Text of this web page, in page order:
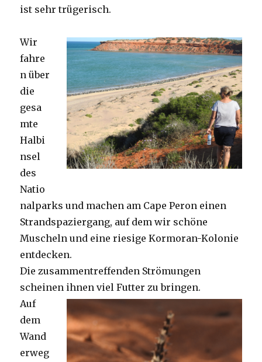
ist sehr trügerisch.
Wir
fahre
n über
die
gesa
mte
Halbi
nsel
des
Natio
nalparks und machen am Cape Peron einen
Strandspaziergang, auf dem wir schöne
Muscheln und eine riesige Kormoran-Kolonie
entdecken.
Die zusammentreffenden Strömungen
scheinen ihnen viel Futter zu bringen.
Auf
dem
Wand
erweg